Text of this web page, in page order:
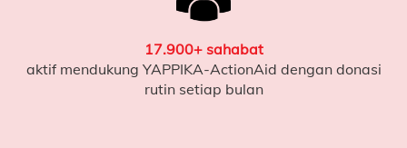
17.900+ sahabat
aktif mendukung YAPPIKA-ActionAid dengan donasi
rutin setiap bulan